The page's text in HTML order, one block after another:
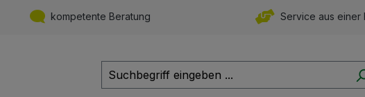
kompetente Beratung Service aus einer